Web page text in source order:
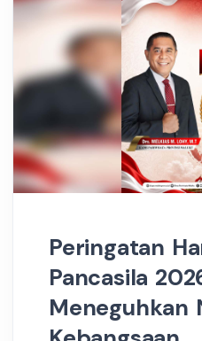
Peringatan
Pancasila
Meneguhkan